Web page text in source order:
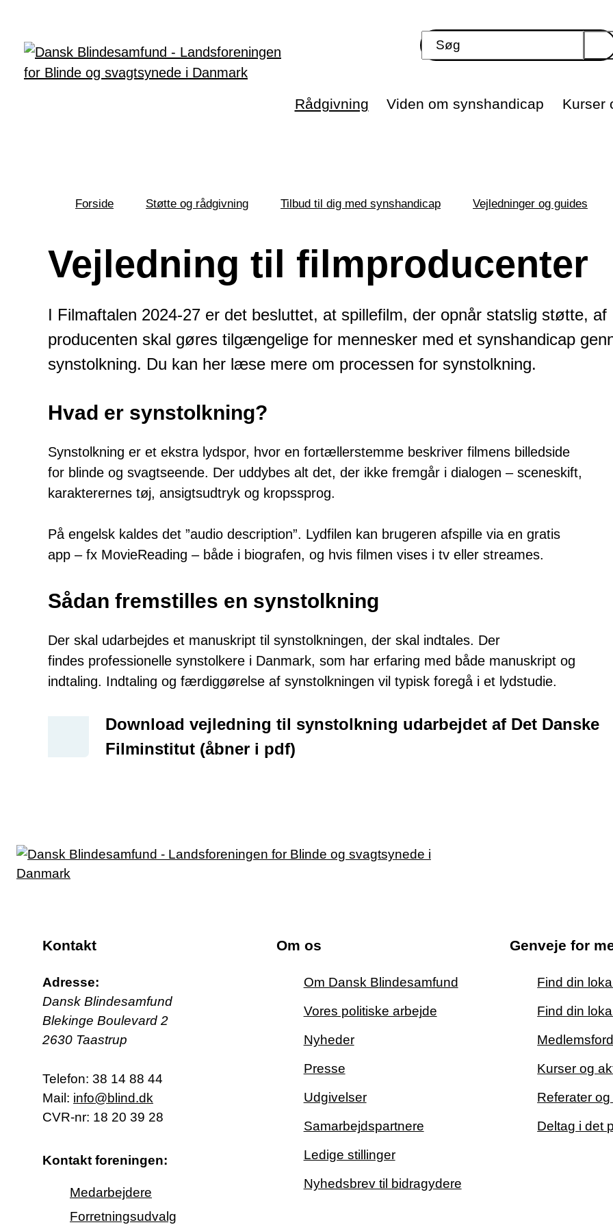
Rådgivning Viden om synshandicap Kurser
her:
Forside Støtte og rådgivning Tilbud til dig med synshandicap Vejledninger og guides
Vejledning til filmproducenter
I Filmaftalen 2024-27 er det besluttet, at spillefilm, der opnår statslig støtte, af
producenten skal gøres tilgængelige for mennesker med et synshandicap
synstolkning. Du kan her læse mere om processen for synstolkning.
Hvad er synstolkning?
Synstolkning er et ekstra lydspor, hvor en fortællerstemme beskriver filmens billedside
for blinde og svagtseende. Der uddybes alt det, der ikke fremgår i dialogen – sceneskift,
karakterernes tøj, ansigtsudtryk og kropssprog.
På engelsk kaldes det ”audio description”. Lydfilen kan brugeren afspille via en gratis
app – fx MovieReading – både i biografen, og hvis filmen vises i tv eller streames.
Sådan fremstilles en synstolkning
Der skal udarbejdes et manuskript til synstolkningen, der skal indtales. Der
findes professionelle synstolkere i Danmark, som har erfaring med både manuskript og
indtaling. Indtaling og færdiggørelse af synstolkningen vil typisk foregå i et lydstudie.
Download vejledning til synstolkning udarbejdet af Det Danske
Filminstitut (åbner i pdf)
Kontakt
Adresse:
Dansk Blindesamfund
Blekinge Boulevard 2
2630 Taastrup
Telefon: 38 14 88 44
Mail: info@blind.dk
CVR-nr: 18 20 39 28
Kontakt foreningen:
Medarbejdere
Forretningsudvalg
Om os
Om Dansk Blindesamfund
Vores politiske arbejde
Nyheder
Presse
Udgivelser
Samarbejdspartnere
Ledige stillinger
Nyhedsbrev til bidragydere
Genveje for
Find din
Find din
Kurser og
Referater
Deltag i det